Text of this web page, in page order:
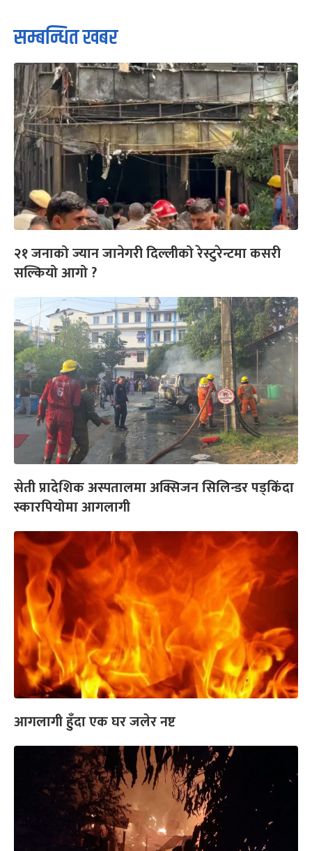
सम्बन्धित खबर
२१ जनाको ज्यान जानेगरी दिल्लीको रेस्टुरेन्टमा कसरी
सल्कियो आगो ?
सेती प्रादेशिक अस्पतालमा अक्सिजन सिलिन्डर पड्किंदा
स्कारपियोमा आगलागी
आगलागी हुँदा एक घर जलेर नष्ट